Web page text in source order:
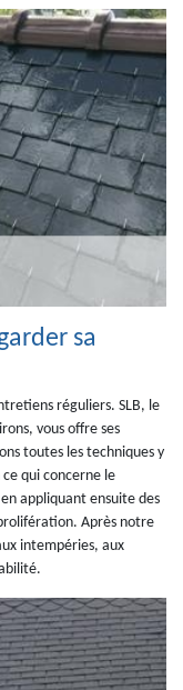
sa
réguliers. SLB, le
vous offre ses
toutes les techniques y
qui concerne le
appliquant ensuite des
Après notre
intempéries, aux